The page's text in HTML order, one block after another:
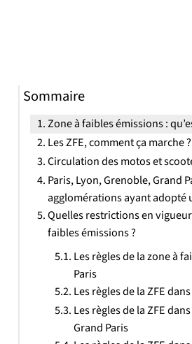
Sommaire
Zone à faibles émissions :
Les ZFE, comment ça marche ?
Circulation des motos et
Paris, Lyon, Grenoble, Grand
agglomérations ayant adopté
Quelles restrictions en
faibles émissions ?
Les règles de la zone à
Paris
Les règles de la ZFE
Les règles de la ZFE
Grand Paris